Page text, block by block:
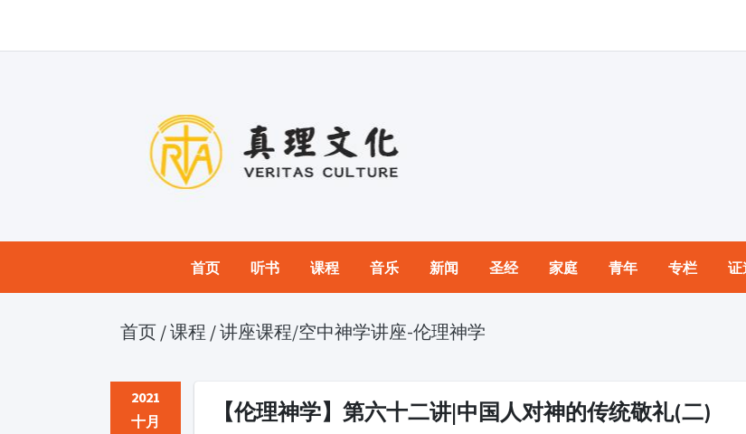
首页 听书 课程 音乐 新闻 圣经 家庭 青年 专栏 证
首页 /课程 /讲座课程/空中神学讲座-伦理神学
2021
十月
【伦理神学】第六十二讲|中国人对神的传统敬礼(二)